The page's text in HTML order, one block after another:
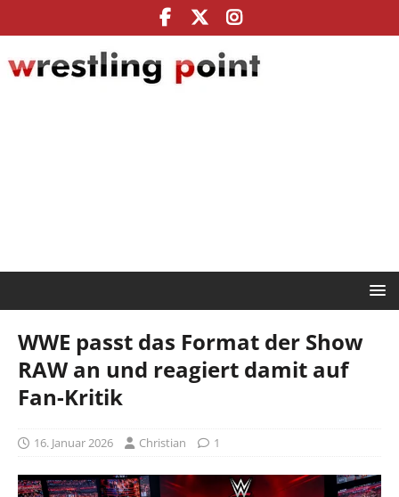
WWE passt das Format der Show
RAW an und reagiert damit auf
Fan-Kritik
16. Januar 2026 Christian 1